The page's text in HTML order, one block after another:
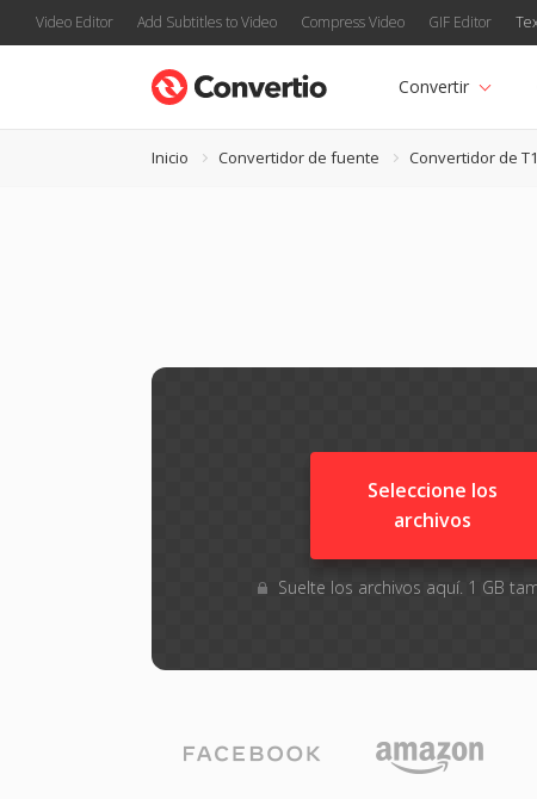
Video Editor Add Subtitles to Video Compress Video GIF Editor
Convertir
Inicio Convertidor de fuente Convertidor de
Seleccione los
archivos
Suelte los archivos aquí. 1 GB